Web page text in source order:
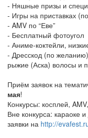
- Няшные призы и
- Игры на приставках
- AMV по “Еве”
- Бесплатный фотоугол
- Аниме-коктейли,
- Дресскод (по
рыжие (Аска) волосы и
Приём заявок на
мая!
Конкурсы: косплей,
Вне конкурса: караоке
заявки на http://